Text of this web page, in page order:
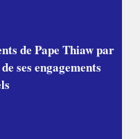
de Pape Thiaw par
ses engagements